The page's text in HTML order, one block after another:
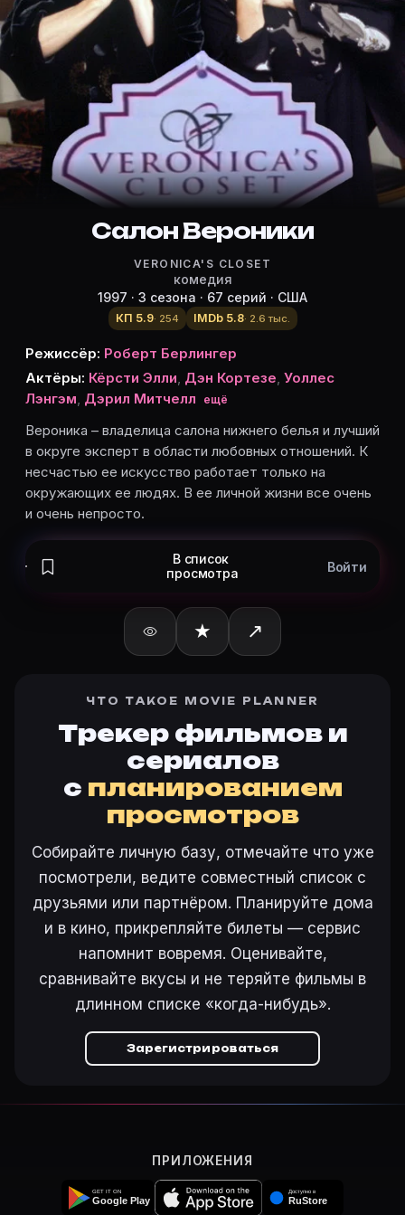
Режиссёр, актёры и роли «Салон
Режиссёр и актёры:
Robert Berlinger
(режиссёр)
Кёрсти Элли
— Veronica Chase
Дэн Кортезе — Perry Rollins
Уоллес Лэнгэм — Josh Blair
Дэрил Митчелл — Leo Michaels
Кэти Нэджими — Olive Massery
— Alec Bilson
Лорри Бэгли — June Bilson Anderson
Мэри Линн Райскаб — Chloe
Кристофер Макдональд — Bryce Anderson
Тамала Джонс — Tina
Эвер Кэрредин — Pepper
Alan F. Smith — Brian
Дэвид Старзик — Pete
Джон Мариано — Chris
Карточки актёров с ролями — на Movie Planner.
Частые вопросы о «Салон
О чём сериал «Салон Вероники» (1997)?
Вероника – владелица салона нижнего белья и
Какой рейтинг у «Салон Вероники» (1997)?
Как отслеживать «Салон Вероники» (1997) в Movie
Откройте карточку «Салон Вероники (1997)»:
Кто актёры в «Салон Вероники» (1997)?
Режиссёр — Robert Berlinger. В сериале «Салон
Как добавить «Салон Вероники» в свой список
Откройте «Салон Вероники (1997)» на Movie
Ещё на Movie Planner
Интересные факты о фильмах·Как вести watchlist
Другие карточки: Фильм 77647·Фильм 24287
Войти в кабинет — сохранить «Салон Вероники» в
Салон Вероники
VERONICA'S CLOSET
комедия
1997 · 3 сезона · 67 серий · США
КП 5.9· 254 IMDb 5.8· 2.6 тыс.
Режиссёр: Роберт Берлингер
Актёры: Кёрсти Элли, Дэн Кортезе, Уоллес
Лэнгэм, Дэрил Митчелл ещё
Вероника – владелица салона нижнего белья и лучший
в округе эксперт в области любовных отношений. К
несчастью ее искусство работает только на
окружающих ее людях. В ее личной жизни все очень
и очень непросто.
В список
просмотра
Войти
★ ↗
ЧТО ТАКОЕ MOVIE PLANNER
Трекер фильмов и
сериалов
с планированием
просмотров
Собирайте личную базу, отмечайте что уже
посмотрели, ведите совместный список с
друзьями или партнёром. Планируйте дома
и в кино, прикрепляйте билеты — сервис
напомнит вовремя. Оценивайте,
сравнивайте вкусы и не теряйте фильмы в
длинном списке «когда-нибудь».
Зарегистрироваться
ПРИЛОЖЕНИЯ